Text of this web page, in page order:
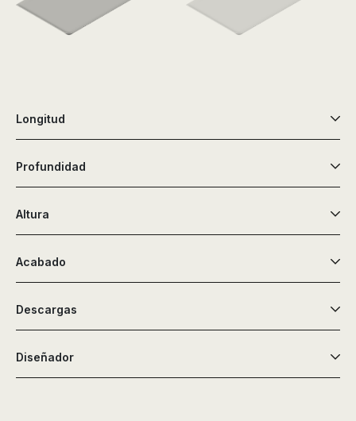
Longitud
Profundidad
Altura
Acabado
Descargas
Diseñador